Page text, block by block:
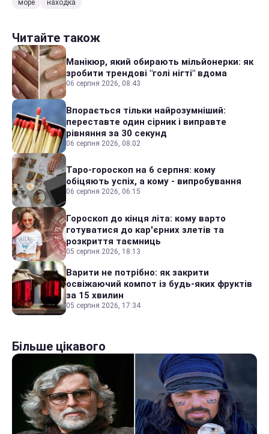
море находка
Читайте також
Манікюр, який обирають мільйонерки: як
зробити трендові "голі нігті" вдома
06 серпня 2026, 08:43
Впорається тільки найрозумніший:
переставте один сірник і виправте
рівняння за 30 секунд
06 серпня 2026, 08:02
Таро-гороскоп на 6 серпня: кому
обіцяють успіх, а кому - випробування
06 серпня 2026, 06:15
Гороскоп до кінця літа: кому варто
готуватися до кар'єрних злетів та
розкриття таємниць
05 серпня 2026, 18:13
Варити не потрібно: як закрити
освіжаючий компот із будь-яких фруктів
за 15 хвилин
05 серпня 2026, 17:34
Більше цікавого